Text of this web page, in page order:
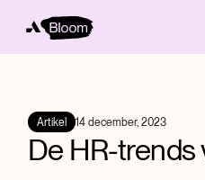
Artikel 14 december, 2023
De HR-trends